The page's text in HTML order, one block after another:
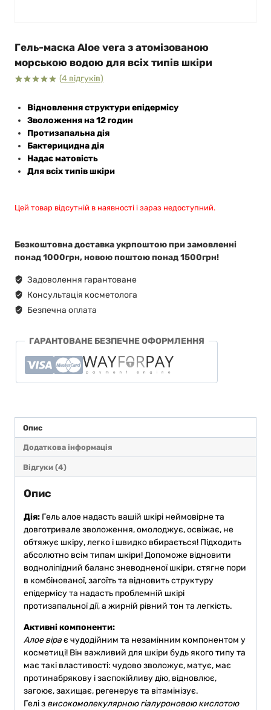
Гель-маска Aloe vera з атомізованою
морською водою для всіх типів шкіри
на основі
опитування
покупців
(4 відгуків)
Відновлення структури епідермісу
Зволоження на 12 годин
Протизапальна дія
Бактерицидна дія
Надає матовість
Для всіх типів шкіри
Цей товар відсутній в наявності і зараз недоступний.
Безкоштовна доставка укрпоштою при замовленні
понад 1000грн, новою поштою понад 1500грн!
Задоволення гарантоване
Консультація косметолога
Безпечна оплата
ГАРАНТОВАНЕ БЕЗПЕЧНЕ ОФОРМЛЕННЯ
Опис
Додаткова інформація
Відгуки (4)
Опис
Дія: Гель алое надасть вашій шкірі неймовірне та
довготривале зволоження, омолоджує, освіжає, не
обтяжує шкіру, легко і швидко вбирається! Підходить
абсолютно всім типам шкіри! Допоможе відновити
водноліпідний баланс зневодненої шкіри, стягне пори
в комбінованої, загоїть та відновить структуру
епідермісу та надасть проблемній шкірі
протизапальної дії, а жирній рівний тон та легкість.
Активні компоненти:
Алое вірає чудодійним та незамінним компонентом у
косметиці! Він важливий для шкіри будь якого типу та
має такі властивості: чудово зволожує, матує, має
протинабрякову і заспокійливу дію, відновлює,
загоює, захищає, регенерує та вітамінізує.
Гелі з високомолекулярною гіалуроновою кислотою